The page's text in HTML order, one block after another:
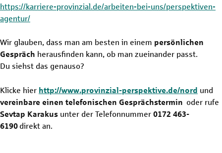
https://karriere-provinzial.de/arbeiten-bei-uns/perspektiven-
agentur/
Wir glauben, dass man am besten in einem persönlichen
Gespräch herausfinden kann, ob man zueinander passt.
Du siehst das genauso?
Klicke hier http://www.provinzial-perspektive.de/nord und
vereinbare einen telefonischen Gesprächstermin oder rufe
Sevtap Karakus unter der Telefonnummer 0172 463-
6190 direkt an.